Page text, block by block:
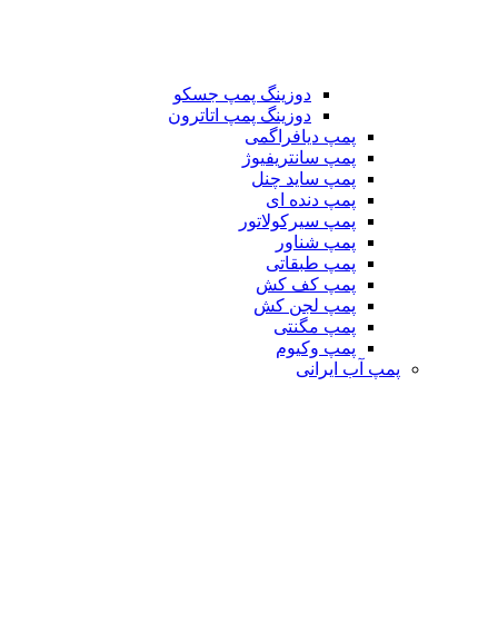
دوزینگ پمپ جسکو
دوزینگ پمپ اتاترون
پمپ دیافراگمی
پمپ سانتریفیوژ
پمپ ساید چنل
پمپ دنده ای
پمپ سیرکولاتور
پمپ شناور
پمپ طبقاتی
پمپ کف کش
پمپ لجن کش
پمپ مگنتی
پمپ وکیوم
پمپ آب ایرانی